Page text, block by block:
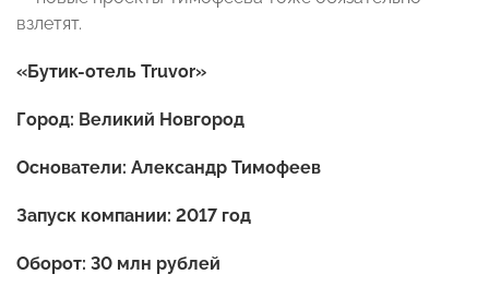
взлетят.
«Бутик-отель Truvor»
Город: Великий Новгород
Основатели: Александр Тимофеев
Запуск компании: 2017 год
Оборот: 30 млн рублей